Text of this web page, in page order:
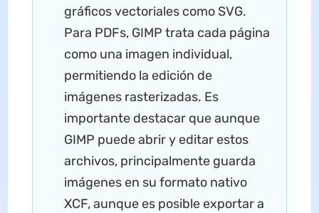
gráficos vectoriales como SVG.
Para PDFs, GIMP trata cada página
como una imagen individual,
permitiendo la edición de
imágenes rasterizadas. Es
importante destacar que aunque
GIMP puede abrir y editar estos
archivos, principalmente guarda
imágenes en su formato nativo
XCF, aunque es posible exportar a